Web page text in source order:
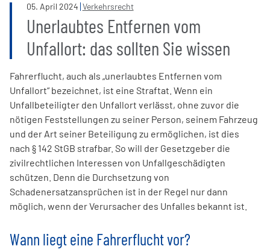
05. April 2024 Verkehrsrecht
Unerlaubtes Entfernen vom
Unfallort: das sollten Sie wissen
Fahrerflucht, auch als „unerlaubtes Entfernen vom
Unfallort“ bezeichnet, ist eine Straftat. Wenn ein
Unfallbeteiligter den Unfallort verlässt, ohne zuvor die
nötigen Feststellungen zu seiner Person, seinem Fahrzeug
und der Art seiner Beteiligung zu ermöglichen, ist dies
nach § 142 StGB strafbar. So will der Gesetzgeber die
zivilrechtlichen Interessen von Unfallgeschädigten
schützen. Denn die Durchsetzung von
Schadenersatzansprüchen ist in der Regel nur dann
möglich, wenn der Verursacher des Unfalles bekannt ist.
Wann liegt eine Fahrerflucht vor?